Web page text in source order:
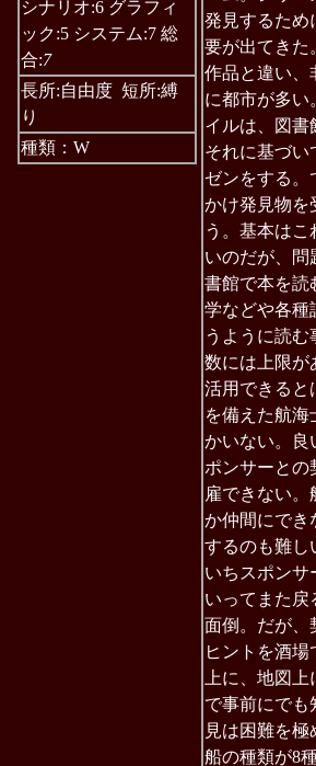
シナリオ:6 グラフィ
ック:5 システム:7 総
合:7
長所:自由度 短所:縛
り
種類：W
発見するため
要が出てきた
作品と違い、
に都市が多い
イルは、図書
それに基づい
ゼンをする。
かけ発見物を
う。基本はこ
いのだが、問
書館で本を読
学などや各種
うように読
数には上限が
活用できると
を備えた航海
かいない。良
ポンサーとの
雇できない。
か仲間にでき
するのも難し
いちスポンサ
いってまた戻
面倒。だが、
ヒントを酒
上に、地図
で事前にでも
見は困難を
船の種類が8